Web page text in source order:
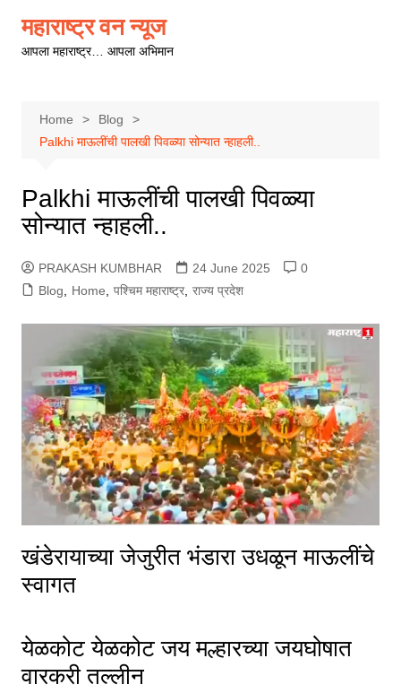
content
महाराष्ट्र वन न्यूज
आपला महाराष्ट्र… आपला अभिमान
Home
Blog
Palkhi माऊलींची पालखी पिवळ्या सोन्यात न्हाहली..
Palkhi माऊलींची पालखी पिवळ्या
सोन्यात न्हाहली..
PRAKASH KUMBHAR 24 June 2025
0
Blog
Home पश्चिम महाराष्ट्र, राज्य प्रदेश
खंडेरायाच्या जेजुरीत भंडारा उधळून माऊलींचे
स्वागत
येळकोट येळकोट जय मल्हारच्या जयघोषात
वारकरी तल्लीन